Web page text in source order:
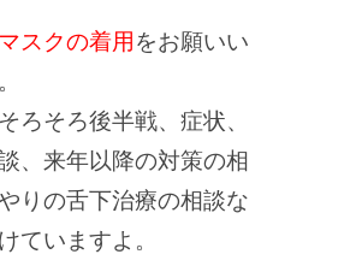
マスクの着用 をお願いい
ろそろ後半戦、症状、
、来年以降の対策の相
りの舌下治療の相談な
ていますよ。